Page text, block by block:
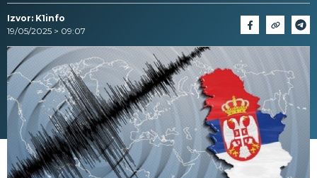
Izvor: K1info
19/05/2025 > 09:07